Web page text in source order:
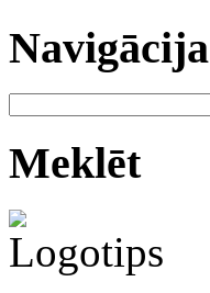
Navigācija
Meklēt